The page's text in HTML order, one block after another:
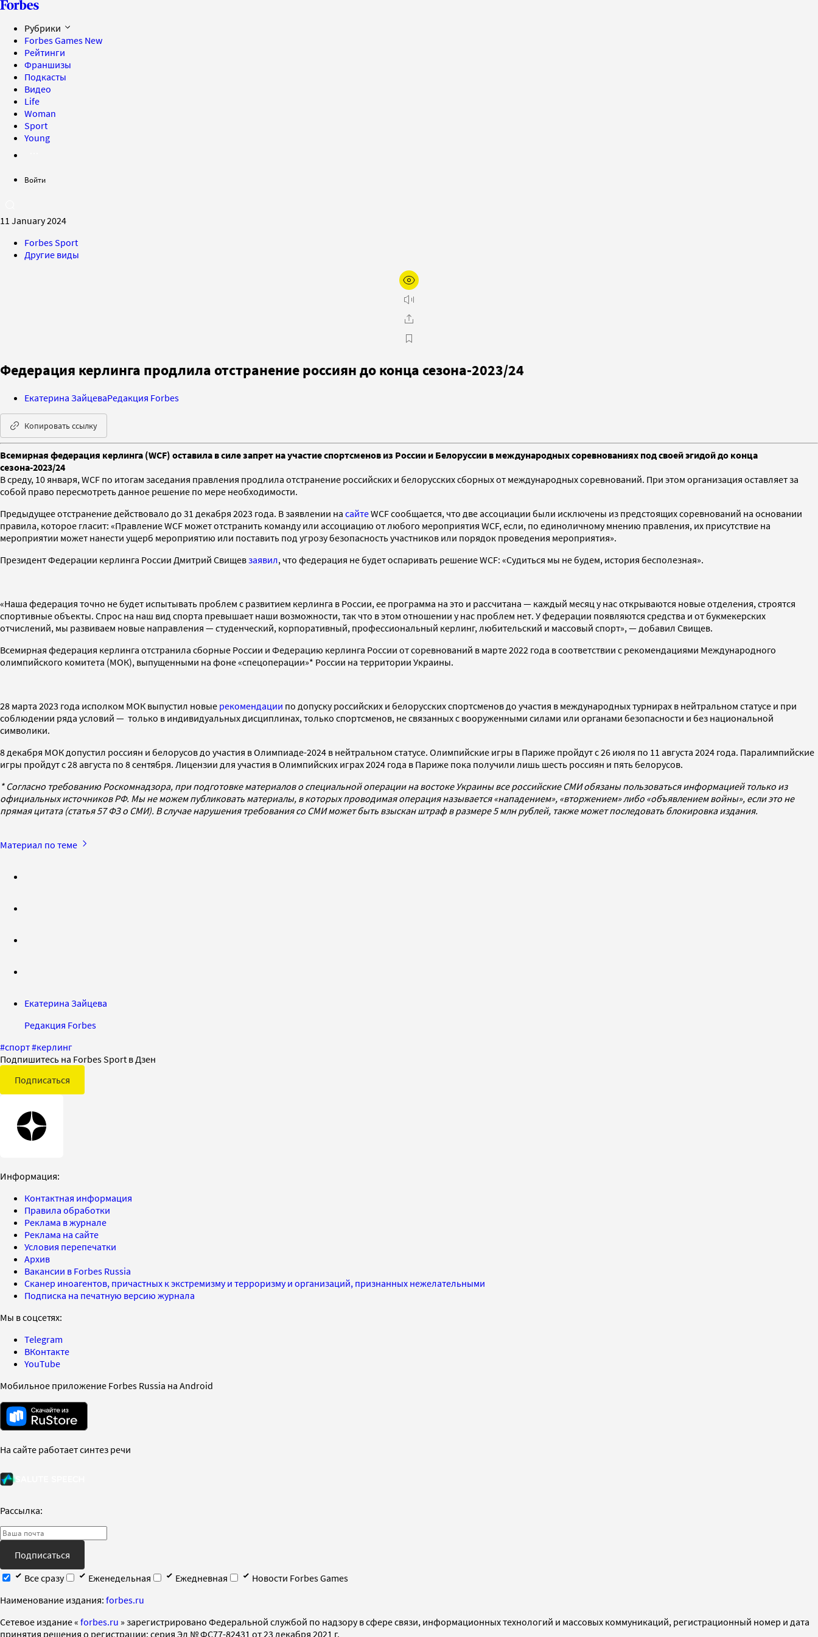
Рубрики
Forbes Games New
Рейтинги
Франшизы
Подкасты
Видео
Life
Woman
Sport
Young
Войти
11 January 2024
Forbes Sport
Другие виды
Федерация керлинга продлила отстранение россиян до конца сезона‑2023/24
Екатерина ЗайцеваРедакция Forbes
Копировать ссылку
Всемирная федерация керлинга (WCF) оставила в силе запрет на участие спортсменов из России и Белоруссии в международных соревнованиях под своей эгидой до конца
сезона-2023/24
В среду, 10 января, WCF по итогам заседания правления продлила отстранение российских и белорусских сборных от международных соревнований. При этом организация оставляет за
собой право пересмотреть данное решение по мере необходимости.
Предыдущее отстранение действовало до 31 декабря 2023 года. В заявлении на сайтеWCF сообщается, что две ассоциации были исключены из предстоящих соревнований на основании
правила, которое гласит: «Правление WCF может отстранить команду или ассоциацию от любого мероприятия WCF, если, по единоличному мнению правления, их присутствие на
мероприятии может нанести ущерб мероприятию или поставить под угрозу безопасность участников или порядок проведения мероприятия».
Президент Федерации керлинга России Дмитрий Свищевзаявил, что федерация не будет оспаривать решение WCF: «Судиться мы не будем, история бесполезная».
«Наша федерация точно не будет испытывать проблем с развитием керлинга в России, ее программа на это и рассчитана — каждый месяц у нас открываются новые отделения, строятся
спортивные объекты. Спрос на наш вид спорта превышает наши возможности, так что в этом отношении у нас проблем нет. У федерации появляются средства и от букмекерских
отчислений, мы развиваем новые направления — студенческий, корпоративный, профессиональный керлинг, любительский и массовый спорт», — добавил Свищев.
Всемирная федерация керлинга отстранила сборные России и Федерацию керлинга России от соревнований в марте 2022 года в соответствии с рекомендациями Международного
олимпийского комитета (МОК), выпущенными на фоне «спецоперации»* России на территории Украины.
28 марта 2023 года исполком МОК выпустил новые рекомендации по допуску российских и белорусских спортсменов до участия в международных турнирах в нейтральном статусе и при
соблюдении ряда условий — только в индивидуальных дисциплинах, только спортсменов, не связанных с вооруженными силами или органами безопасности и без национальной
символики.
8 декабря МОК допустил россиян и белорусов до участия в Олимпиаде-2024 в нейтральном статусе. Олимпийские игры в Париже пройдут с 26 июля по 11 августа 2024 года. Паралимпийские
игры пройдут с 28 августа по 8 сентября. Лицензии для участия в Олимпийских играх 2024 года в Париже пока получили лишь шесть россиян и пять белорусов.
* Согласно требованию Роскомнадзора, при подготовке материалов о специальной операции на востоке Украины все российские СМИ обязаны пользоваться информацией только из
официальных источников РФ. Мы не можем публиковать материалы, в которых проводимая операция называется «нападением», «вторжением» либо «объявлением войны», если это не
прямая цитата (статья 57 ФЗ о СМИ). В случае нарушения требования со СМИ может быть взыскан штраф в размере 5 млн рублей, также может последовать блокировка издания.
Материал по теме
Екатерина Зайцева
Редакция Forbes
#спорт#керлинг
Подпишитесь на Forbes Sport в Дзен
Подписаться
Информация:
Контактная информация
Правила обработки
Реклама в журнале
Реклама на сайте
Условия перепечатки
Архив
Вакансии в Forbes Russia
Сканер иноагентов, причастных к экстремизму и терроризму и организаций, признанных нежелательными
Подписка на печатную версию журнала
Мы в соцсетях:
Telegram
ВКонтакте
YouTube
Мобильное приложение Forbes Russia на Android
На сайте работает синтез речи
Рассылка:
Подписаться
Все сразу
Еженедельная Ежедневная
Новости Forbes Games
Наименование издания: forbes.ru
Cетевое издание « forbes.ru » зарегистрировано Федеральной службой по надзору в сфере связи, информационных технологий и массовых коммуникаций, регистрационный номер и дата
принятия решения о регистрации: серия Эл № ФС77-82431 от 23 декабря 2021 г.